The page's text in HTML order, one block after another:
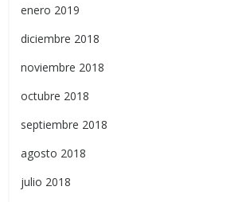
enero 2019
diciembre 2018
noviembre 2018
octubre 2018
septiembre 2018
agosto 2018
julio 2018